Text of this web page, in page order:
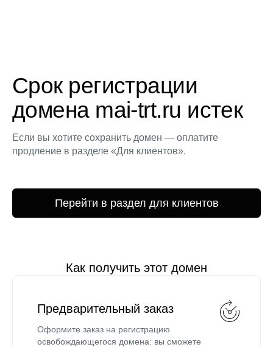
Срок регистрации
домена mai-trt.ru истек
Если вы хотите сохранить домен — оплатите
продление в разделе «Для клиентов».
Перейти в раздел для клиентов
Как получить этот домен
Предварительный заказ
Оформите заказ на регистрацию
освобождающегося домена: вы сможете